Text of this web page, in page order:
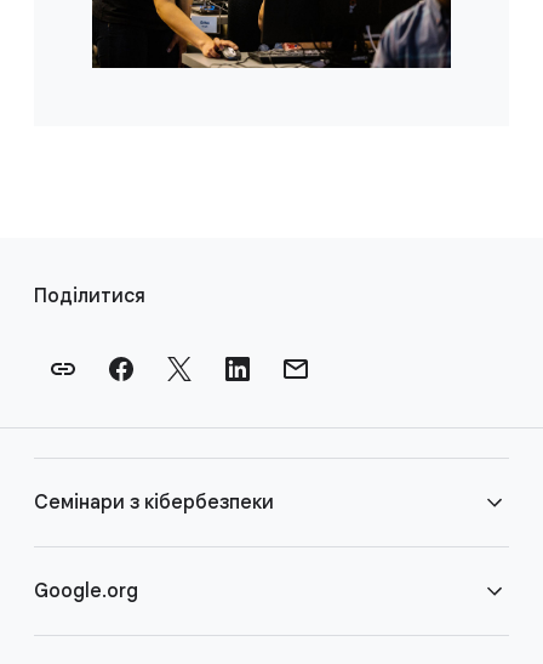
Поділитися
Семінари з кібербезпеки
Поширені запитання
Google.org